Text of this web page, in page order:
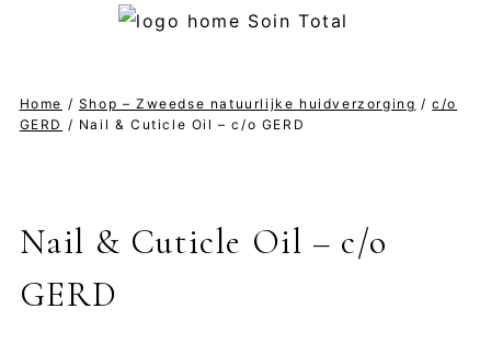
Home / Shop – Zweedse natuurlijke huidverzorging / c/o
GERD / Nail & Cuticle Oil – c/o GERD
Nail & Cuticle Oil – c/o
GERD